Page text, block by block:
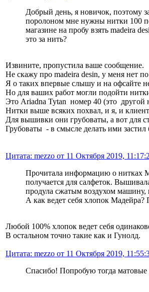
Добрый день, я новичок, поэтому
поролоном мне нужны нитки 100
магазине на пробу взять madeira
это за нить?
Извините, пропустила ваше сообщение.
Не скажу про madeira desin, у меня нет
Я о таких впервые слышу и на офсайте
Но для ваших работ могли подойти
Это Ariadna Tytan номер 40 (это другой
Нитки выше всяких похвал, и я, и
Для вышивки они грубоваты, а вот для
Грубоваты - в смысле делать ими застил
Цитата: mezzo от 11 Октября 2019,
Прочитала информацию о нитках
получается для салфеток.
продула сжатым воздухом
А как ведет себя хлопок
Любой 100% хлопок ведет себя
В остальном точно такие как и Гунолд.
Цитата: mezzo от 11 Октября 2019,
Спасибо! Попробую тогда